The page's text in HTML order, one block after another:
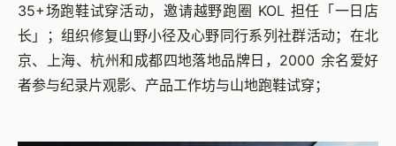
35+场跑鞋试穿活动，邀请越野跑圈 KOL 担任「一日店
长」；组织修复山野小径及心野同行系列社群活动；在北
京、上海、杭州和成都四地落地品牌日，2000 余名爱好
者参与纪录片观影、产品工作坊与山地跑鞋试穿；